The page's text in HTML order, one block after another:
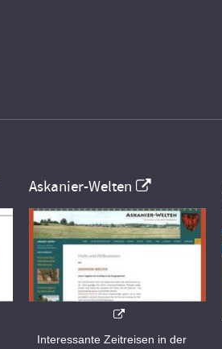
Askanier-Welten
Interessante Zeitreisen in der